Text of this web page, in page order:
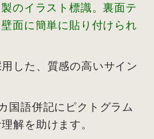
のイラスト標識。裏面テ
面に簡単に貼り付けられ
した、質感の高いサイン
国語併記にピクトグラム
解を助けます。